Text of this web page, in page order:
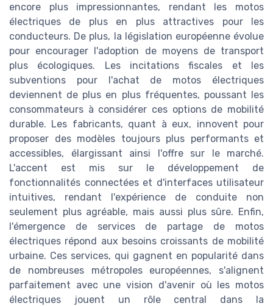
encore plus impressionnantes, rendant les motos
électriques de plus en plus attractives pour les
conducteurs. De plus, la législation européenne évolue
pour encourager l'adoption de moyens de transport
plus écologiques. Les incitations fiscales et les
subventions pour l'achat de motos électriques
deviennent de plus en plus fréquentes, poussant les
consommateurs à considérer ces options de mobilité
durable. Les fabricants, quant à eux, innovent pour
proposer des modèles toujours plus performants et
accessibles, élargissant ainsi l'offre sur le marché.
L'accent est mis sur le développement de
fonctionnalités connectées et d'interfaces utilisateur
intuitives, rendant l'expérience de conduite non
seulement plus agréable, mais aussi plus sûre. Enfin,
l'émergence de services de partage de motos
électriques répond aux besoins croissants de mobilité
urbaine. Ces services, qui gagnent en popularité dans
de nombreuses métropoles européennes, s'alignent
parfaitement avec une vision d'avenir où les motos
électriques jouent un rôle central dans la